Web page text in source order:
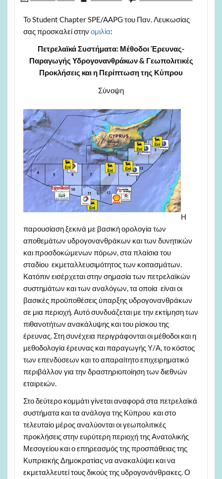
Το Student Chapter SPE/AAPG του Παν. Λευκωσίας
σας προσκαλεί στην ομιλία:
Πετρελαϊκά Συστήματα: Μέθοδοι Έρευνας-
Παραγωγής Υδρογονανθράκων & Γεωπολιτικές
Προκλήσεις και η Περίπτωση της Κύπρου
Σύνοψη
Η
παρουσίαση ξεκινά με βασική ορολογία των
αποθεμάτων υδρογονανθράκων και των δυνητικών
και προσδοκώμενων πόρων, στα πλαίσια του
σταδίου εκμεταλλευσιμότητος των κοιτασμάτων.
Κατόπιν εισέρχεται στην σημασία των πετρελαϊκών
συστημάτων και των αναλόγων, τα οποία είναι οι
βασικές προϋποθέσεις ύπαρξης υδρογονανθράκων
σε μια περιοχή. Αυτό συνδυάζεται με την εκτίμηση των
πιθανοτήτων ανακάλυψης και του ρίσκου της
έρευνας. Στη συνέχεια περιγράφονται οι μέθοδοι και η
μεθοδολογία έρευνας και παραγωγής Υ/Α, το κόστος
των επενδύσεων και το απαραίτητο επιχειρηματικό
περιβάλλον για την δραστηριοποίηση των διεθνών
εταιρειών.
Στο δεύτερο κομμάτι γίνεται αναφορά στα πετρελαϊκά
συστήματα και τα ανάλογα της Κύπρου και στο
τελευταίο μέρος αναλύονται οι γεωπολιτικές
προκλήσεις στην ευρύτερη περιοχή της Ανατολικής
Μεσογείου και ο επηρεασμός της προσπάθειας της
Κυπριακής Δημοκρατίας να ανακαλύψει και να
εκμεταλλευτεί τους δικούς της υδρογονάνθρακες. Ο